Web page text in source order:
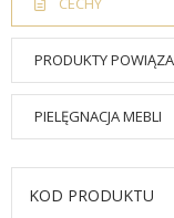
PRODUKTY
PIELĘGNACJA MEBLI
KOD PRODUKTU